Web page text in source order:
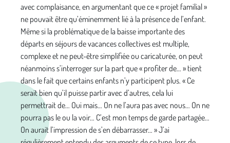
avec complaisance, en argumentant que ce « projet familial »
ne pouvait être qu’éminemment lié à la présence de l’enfant.
Même si la problématique de la baisse importante des
départs en séjours de vacances collectives est multiple,
complexe et ne peut-être simplifiée ou caricaturée, on peut
néanmoins s’interroger sur la part que « profiter de… » tient
dans le fait que certains enfants n’y participent plus. « Ce
serait bien qu’il puisse partir avec d’autres, cela lui
permettrait de… Oui mais… On ne l’aura pas avec nous… On ne
pourra pas le ou la voir… C’est mon temps de garde partagée…
On aurait l’impression de s’en débarrasser… » J’ai